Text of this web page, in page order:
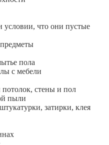
что они пустые
пола
с мебели
стены и пол
пыли
затирки, клея